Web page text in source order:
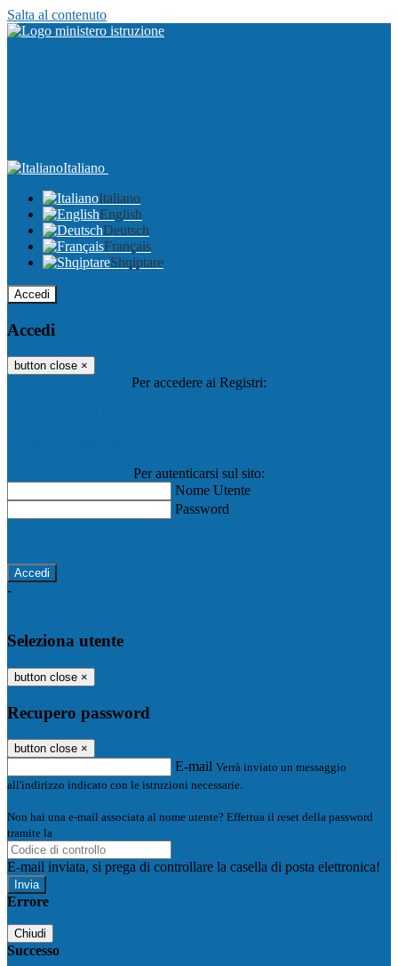
Salta al contenuto
Italiano
Italiano
English
Deutsch
Français
Shqiptare
Accedi
Accedi
button close ×
Per accedere ai Registri:
Per autenticarsi sul sito:
Nome Utente
Password
-
Seleziona utente
button close ×
Recupero password
button close ×
E-mail Verrà inviato un messaggio
all'indirizzo indicato con le istruzioni necessarie.
Non hai una e-mail associata al nome utente? Effettua il reset della password
tramite la
E-mail inviata, si prega di controllare la casella di posta elettronica!
Errore
Chiudi
Successo